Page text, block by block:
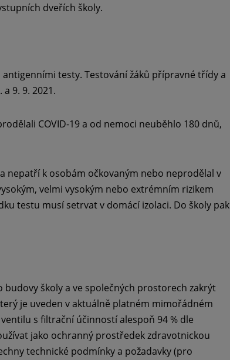
dveřích školy.
testy. Testování žáků přípravné třídy a
9. 9. 2021.
COVID-19 a od nemoci neuběhlo 180 dnů,
nepatří k osobám očkovaným nebo neprodělal v
velmi vysokým nebo extrémním rizikem
testu musí setrvat v domácí izolaci. Do školy pak
školy a ve společných prostorech zakrýt
je uveden v aktuálně platném mimořádném
s filtrační účinností alespoň 94 % dle
jako ochranný prostředek zdravotnickou
technické podmínky a požadavky (pro